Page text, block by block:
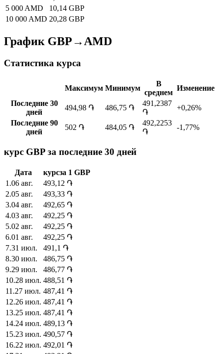
5 000 AMD
10,14 GBP
10 000 AMD 20,28 GBP
График GBP→AMD
Статистика курса
Максимум Минимум
В
среднем
Изменение
Последние 30
дней
494,98 ֏ 486,75 ֏
491,2387
֏
+0,26%
Последние 90
дней
502 ֏ 484,05 ֏
492,2253
֏
-1,77%
курс GBP за последние 30 дней
Дата курсза 1 GBP
1 .06 авг. 493,12 ֏
2.05 авг. 493,33 ֏
3.04 авг. 492,65 ֏
4.03 авг. 492,25 ֏
5.02 авг. 492,25 ֏
6.01 авг. 492,25 ֏
7.31 июл. 491,1 ֏
8.30 июл. 486,75 ֏
9.29 июл. 486,77 ֏
10.28 июл. 488,51 ֏
11 .27 июл. 487,41 ֏
12.26 июл. 487,41 ֏
13.25 июл. 487,41 ֏
14.24 июл. 489,13 ֏
15.23 июл. 490,57 ֏
16.22 июл. 492,01 ֏